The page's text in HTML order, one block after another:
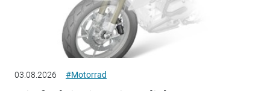
03.08.2026 #Motorrad